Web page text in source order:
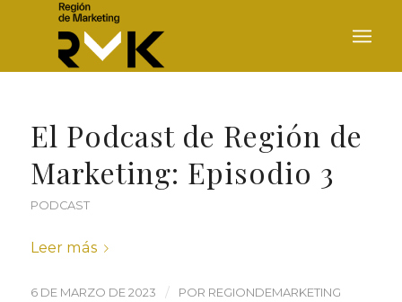
El Podcast de Región de
Marketing: Episodio 3
PODCAST
Leer más
6 DE MARZO DE 2023 / POR REGIONDEMARKETING